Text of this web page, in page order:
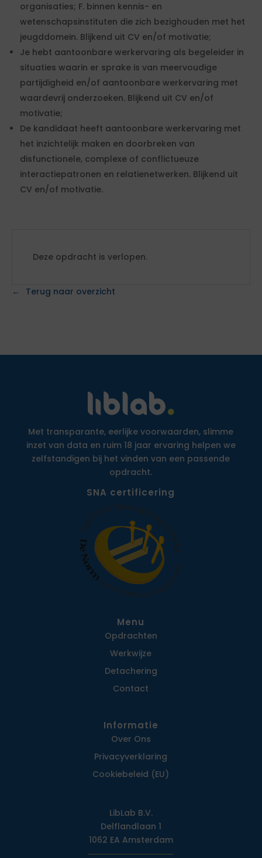
organisaties; F. binnen kennis- en
wetenschapsinstituten die zich bezighouden met het
jeugddomein. Blijkend uit CV en/of motivatie;
Je hebt aantoonbare werkervaring als begeleider in
situaties waarin er sprake is van meervoudige
partijdigheid en/of aantoonbare werkervaring met
waardevrij onderzoeken. Blijkend uit CV en/of
motivatie;
De kandidaat heeft aantoonbare werkervaring met
het inzichtelijk maken en doorbreken van
disfunctionele, complexe of conflictueuze
interactiepatronen en relatienetwerken. Blijkend uit
CV en/of motivatie.
Deze opdracht is verlopen.
Terug naar overzicht
Met transparante, eerlijke voorwaarden, slimme
inzet van data en ruim 18 jaar ervaring helpen we
zelfstandigen bij het vinden van een passende
opdracht.
SNA certificering
Menu
Opdrachten
Werkwijze
Detachering
Contact
Informatie
Over Ons
Privacy­verklaring
Cookiebeleid (EU)
LibLab B.V.
Delflandlaan 1
1062 EA Amsterdam